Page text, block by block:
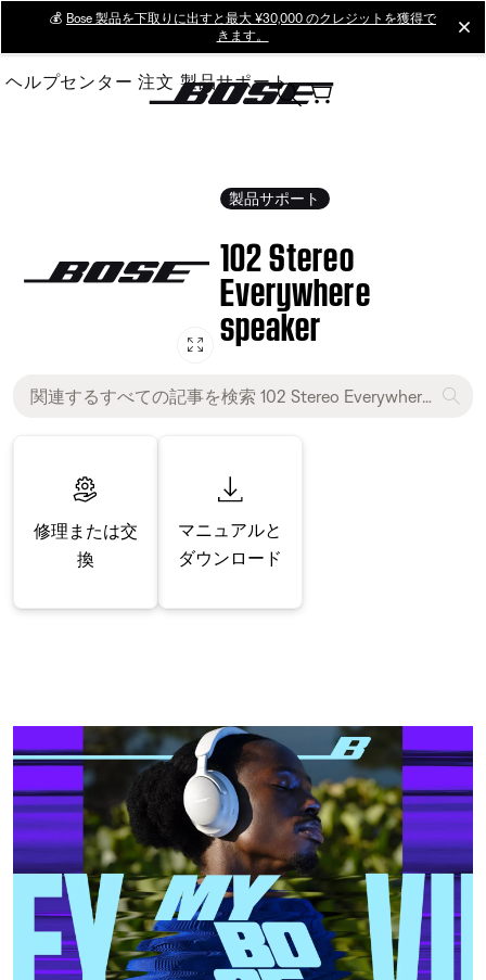
Main
💰 Bose 製品を下取りに出すと最大 ¥30,000 のクレジットを獲得で
きます。
ヘルプセンター 注文 製品サポート
製品サポート
102 Stereo
Everywhere
speaker
修理または交
換
マニュアルと
ダウンロード